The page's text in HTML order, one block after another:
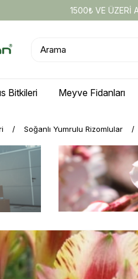
1500₺ VE ÜZERİ
Bitkileri Meyve Fidanları
Soğanlı Yumrulu Rizomlular